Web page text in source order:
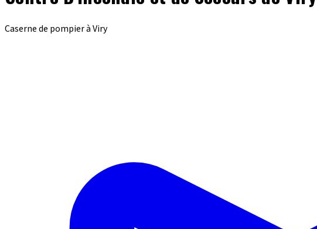
Caserne de pompier à Viry